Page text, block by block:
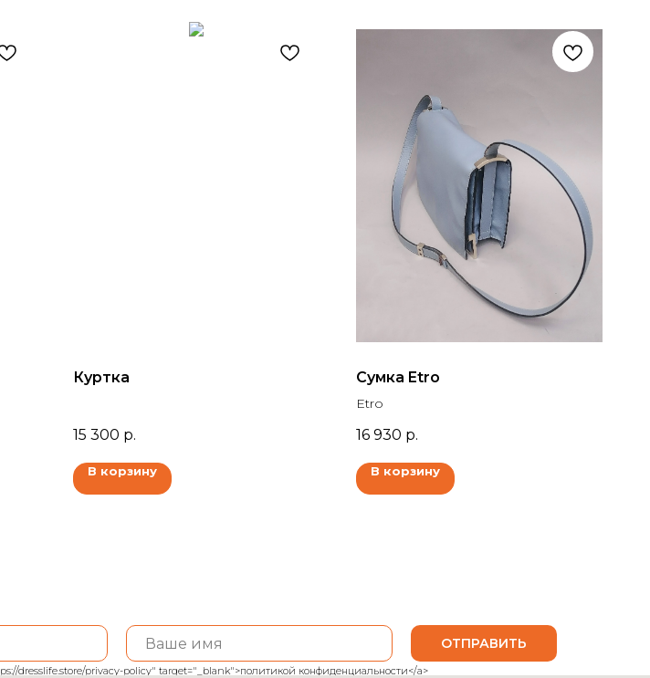
Куртка
15 300 р.
В корзину
Сумка Etro
Etro
16 930 р.
В корзину
dresslife.store/privacy-policy" target="_blank">политикой конфиденциальности</a>
ОТПРАВИТЬ